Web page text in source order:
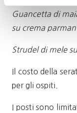
Guancetta di
su crema
Strudel di mele
Il costo della
per gli ospiti.
I posti sono